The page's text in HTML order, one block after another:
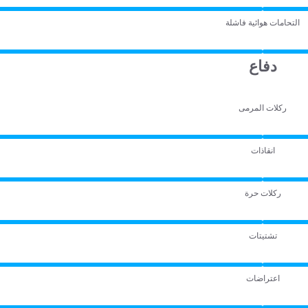
التحامات هوائية فاشلة
دفاع
ركلات المرمى
انقاذات
ركلات حرة
تشتيتات
اعتراضات